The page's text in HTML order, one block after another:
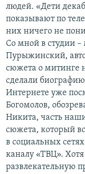
людей. «Дети
показывают по
них ничего не
Со мной в студии
Пурыжинский,
сюжета о митинге
сделали биографию
Интернете уже
Богомолов,
Никита, часть
сюжета, который
в социальных
каналу «ТВЦ».
развлекательную